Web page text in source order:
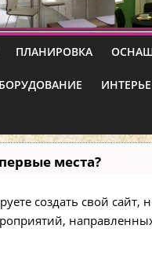
ПЛАНИРОВКА
места?
создать свой сайт,